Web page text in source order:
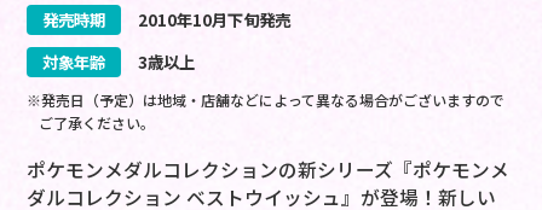
発売時期
2010年10月下旬発売
対象年齢
3歳以上
※発売日（予定）は地域・店舗などによって異なる場合がございますので
ご了承ください。
ポケモンメダルコレクションの新シリーズ『ポケモンメ
ダルコレクション ベストウイッシュ』が登場！新しい